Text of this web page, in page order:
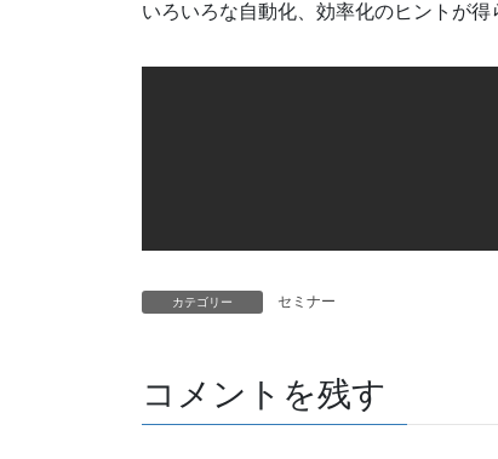
いろいろな自動化、効率化のヒントが得
カテゴリー セミナー
コメントを残す